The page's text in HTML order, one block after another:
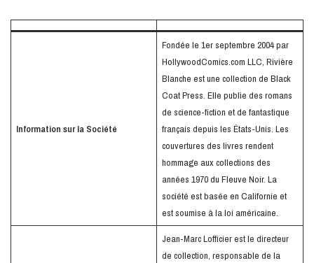
Information sur la Société
Fondée le 1er septembre 2004 par
HollywoodComics.com LLC, Rivière
Blanche est une collection de Black
Coat Press. Elle publie des romans
de science-fiction et de fantastique
français depuis les États-Unis. Les
couvertures des livres rendent
hommage aux collections des
années 1970 du Fleuve Noir. La
société est basée en Californie et
est soumise à la loi américaine.
Jean-Marc Lofficier est le directeur
de collection, responsable de la